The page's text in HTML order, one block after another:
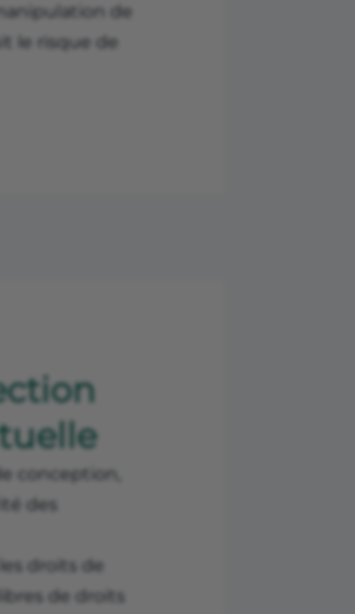
de
le risque de
conception,
des
droits de
de droits